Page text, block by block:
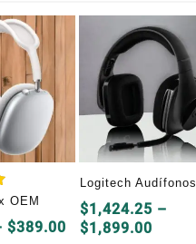
OEM
$389.00 Price
Logitech Audífonos
Gamer G533
$1,424.25 –
$1,899.00